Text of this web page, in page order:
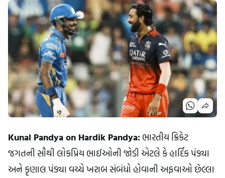
Kunal Pandya on Hardik Pandya:ભારતીય ક્રિકેટ
જગતની સૌથી લોકપ્રિય ભાઈઓની જોડી એટલે કે હાર્દિક પંડ્યા
અને કૃણાલ પંડ્યા વચ્ચે ખરાબ સંબંધો હોવાની અફવાઓ છેલ્લા